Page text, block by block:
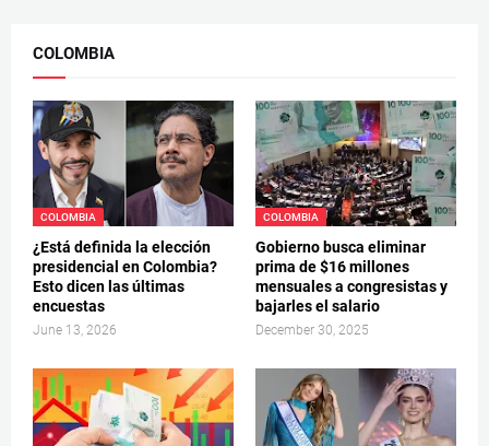
COLOMBIA
COLOMBIA
¿Está definida la elección
presidencial en Colombia?
Esto dicen las últimas
encuestas
June 13, 2026
COLOMBIA
Gobierno busca eliminar
prima de $16 millones
mensuales a congresistas y
bajarles el salario
December 30, 2025